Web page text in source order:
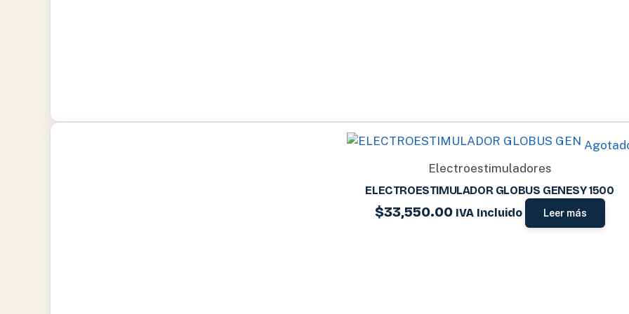
Electroestimuladores
ELECTROESTIMULADOR GLOBUS GENESY 1500
$33,550.00 IVA Incluido Leer más